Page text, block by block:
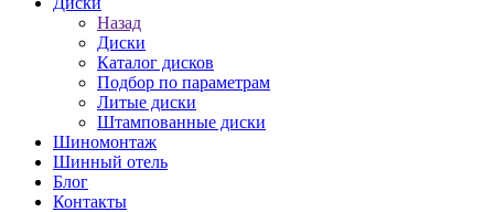
Назад
Диски
Каталог дисков
Подбор по параметрам
Литые диски
Штампованные диски
Шиномонтаж
Шинный отель
Блог
Контакты